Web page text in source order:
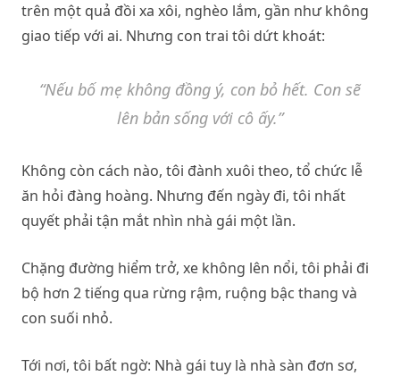
trên một quả đồi xa xôi, nghèo lắm, gần như không
giao tiếp với ai. Nhưng con trai tôi dứt khoát:
“Nếu bố mẹ không đồng ý, con bỏ hết. Con sẽ
lên bản sống với cô ấy.”
Không còn cách nào, tôi đành xuôi theo, tổ chức lễ
ăn hỏi đàng hoàng. Nhưng đến ngày đi, tôi nhất
quyết phải tận mắt nhìn nhà gái một lần.
Chặng đường hiểm trở, xe không lên nổi, tôi phải đi
bộ hơn 2 tiếng qua rừng rậm, ruộng bậc thang và
con suối nhỏ.
Tới nơi, tôi bất ngờ: Nhà gái tuy là nhà sàn đơn sơ,